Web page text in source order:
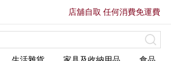
店舖自取 任何消費免運費